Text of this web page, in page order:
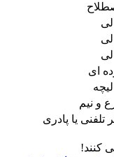
ای
و نیم
تلفنی یا پادری
کنند!